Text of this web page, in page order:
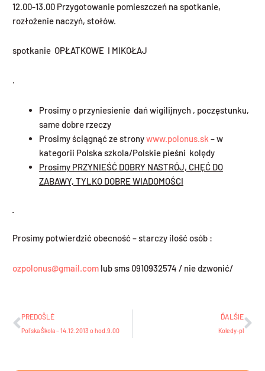
12.00-13.00 Przygotowanie pomieszczeń na spotkanie,
rozłożenie naczyń, stołów.
spotkanie OPŁATKOWE I MIKOŁAJ
.
Prosimy o przyniesienie dań wigilijnych , poczęstunku,
same dobre rzeczy
Prosimy ściągnąć ze stronywww.polonus.sk – w
kategorii Polska szkola/Polskie pieśni kolędy
Prosimy PRZYNIEŚĆ DOBRY NASTRÓJ, CHĘĆ DO
ZABAWY, TYLKO DOBRE WIADOMOŚCI
Prosimy potwierdzić obecność – starczy ilość osób :
ozpolonus@gmail.com lub sms 0910932574 / nie dzwonić/
PREDOŠLÉ
Poľska Škola – 14.12.2013 o hod.9.00
ĎALŠIE
Koledy-pl